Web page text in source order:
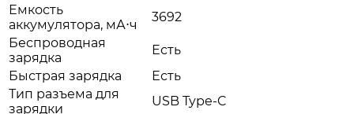
Емкость
аккумулятора, мА⋅ч
3692
Беспроводная
зарядка
Есть
Быстрая зарядка
Есть
Тип разъема для
зарядки
USB Type-C